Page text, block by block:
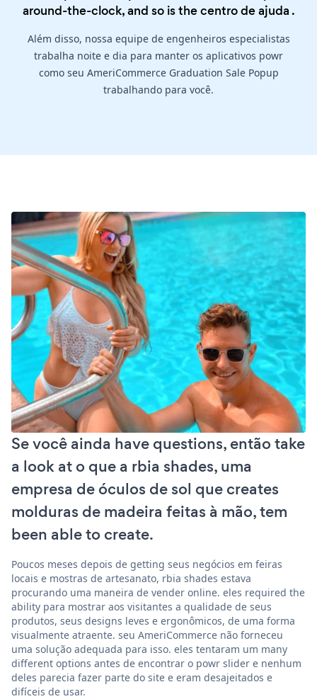
around-the-clock, and so is thecentro de ajuda .
Além disso, nossa equipe de engenheiros especialistas
trabalha noite e dia para manter os aplicativos powr
como seu AmeriCommerce Graduation Sale Popup
trabalhando para você.
Se você ainda have questions, então take
a look at o que a rbia shades, uma
empresa de óculos de sol que creates
molduras de madeira feitas à mão, tem
been able to create.
Poucos meses depois de getting seus negócios em feiras
locais e mostras de artesanato, rbia shades estava
procurando uma maneira de vender online. eles required the
ability para mostrar aos visitantes a qualidade de seus
produtos, seus designs leves e ergonômicos, de uma forma
visualmente atraente. seu AmeriCommerce não forneceu
uma solução adequada para isso. eles tentaram um many
different options antes de encontrar o powr slider e nenhum
deles parecia fazer parte do site e eram desajeitados e
difíceis de usar.